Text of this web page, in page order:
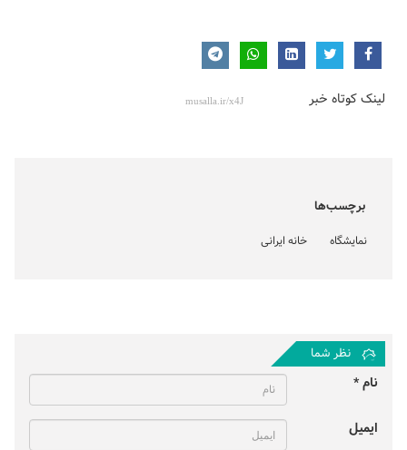
لینک کوتاه خبر
برچسب‌ها
نمایشگاه خانه ایرانی
نظر شما
نام *
ایمیل